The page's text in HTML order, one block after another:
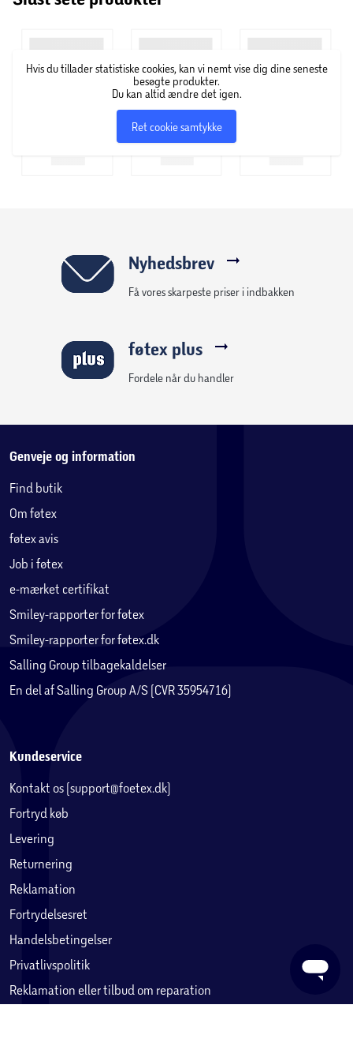
Legesæt med søde dyr til forårssjov
Dyrefans, der elsker at fejre foråret eller påsken, kan bygge
det udstilles på en hylde eller et natbord, når legen er
Hvis du tillader statistiske cookies, kan vi nemt vise dig dine seneste
besøgte produkter.
Du kan altid ændre det igen.
Ret cookie samtykke
Nyhedsbrev
Få vores skarpeste priser i indbakken
føtex plus
Fordele når du handler
Genveje og information
Find butik
Om føtex
føtex avis
Job i føtex
e-mærket certifikat
Smiley-rapporter for føtex
Smiley-rapporter for føtex.dk
Salling Group tilbagekaldelser
En del af Salling Group A/S (CVR 35954716)
Kundeservice
Kontakt os (support@foetex.dk)
Fortryd køb
Levering
Returnering
Reklamation
Fortrydelsesret
Handelsbetingelser
Privatlivspolitik
Reklamation eller tilbud om reparation